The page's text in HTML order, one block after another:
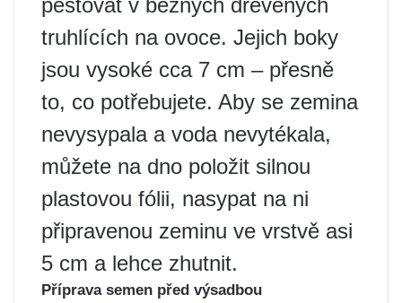
pěstovat v běžných dřevěných
truhlících na ovoce. Jejich boky
jsou vysoké cca 7 cm – přesně
to, co potřebujete. Aby se zemina
nevysypala a voda nevytékala,
můžete na dno položit silnou
plastovou fólii, nasypat na ni
připravenou zeminu ve vrstvě asi
5 cm a lehce zhutnit.
Příprava semen před výsadbou